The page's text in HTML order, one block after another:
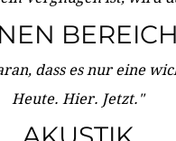
dass es nur eine
Heute. Hier. Jetzt."